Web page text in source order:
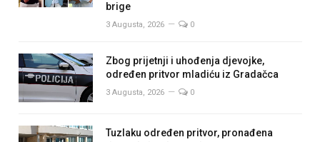
brige
3 Augusta, 2026 0
Zbog prijetnji i uhođenja djevojke,
određen pritvor mladiću iz Gradačca
3 Augusta, 2026 0
Tuzlaku određen pritvor, pronađena